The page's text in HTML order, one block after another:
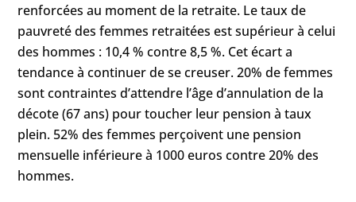
renforcées au moment de la retraite. Le taux de
pauvreté des femmes retraitées est supérieur à celui
des hommes : 10,4 % contre 8,5 %. Cet écart a
tendance à continuer de se creuser. 20% de femmes
sont contraintes d’attendre l’âge d’annulation de la
décote (67 ans) pour toucher leur pension à taux
plein. 52% des femmes perçoivent une pension
mensuelle inférieure à 1000 euros contre 20% des
hommes.